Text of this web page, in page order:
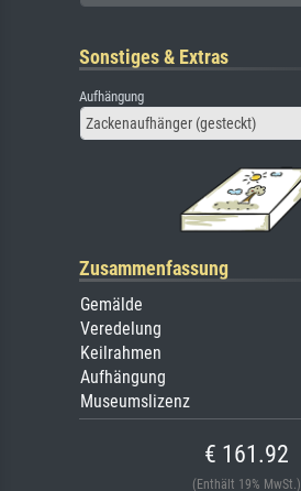
Sonstiges & Extras
Aufhängung
Zackenaufhänger (gesteckt)
Zusammenfassung
Gemälde
Veredelung
Keilrahmen
Aufhängung
Museumslizenz
€ 161.92
(Enthält 19% MwSt.)